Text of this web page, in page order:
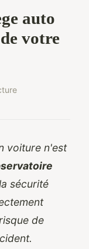
auto
votre
voiture n'est
sécurité
de